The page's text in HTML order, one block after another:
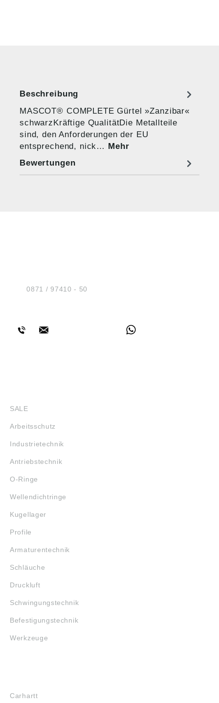
Beschreibung
MASCOT® COMPLETE Gürtel »Zanzibar«
schwarzKräftige QualitätDie Metallteile
sind, den Anforderungen der EU
entsprechend, nick… Mehr
Bewertungen
Tel.:0871 / 97410 - 50
SALE
Arbeitsschutz
Industrietechnik
Antriebstechnik
O-Ringe
Wellendichtringe
Kugellager
Profile
Armaturentechnik
Schläuche
Druckluft
Schwingungstechnik
Befestigungstechnik
Werkzeuge
Carhartt